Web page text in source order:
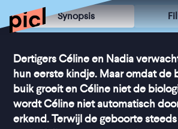
Synopsis
Dertigers Céline en Nadia
hun eerste kindje. Maar omdat de
buik groeit en Céline niet de
wordt Céline niet automatisch
erkend. Terwijl de geboorte